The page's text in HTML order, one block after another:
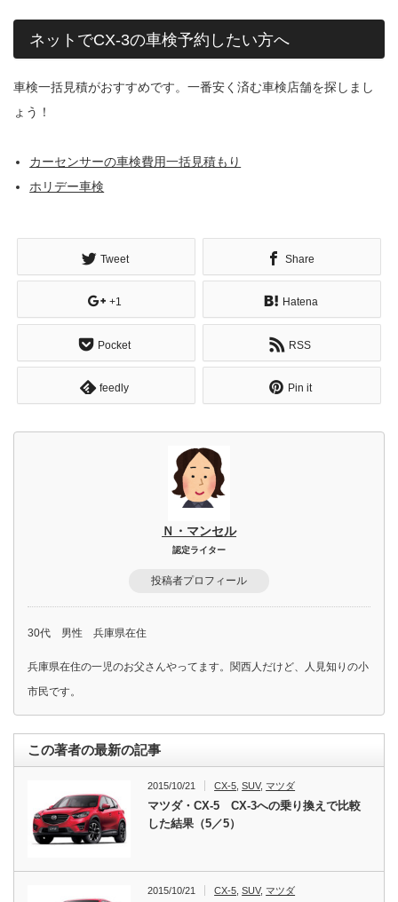
ネットでCX-3の車検予約したい方へ
車検一括見積がおすすめです。一番安く済む車検店舗を探しまし
ょう！
カーセンサーの車検費用一括見積もり
ホリデー車検
Tweet Share
+1 Hatena
Pocket RSS
feedly Pin it
Ｎ・マンセル
認定ライター
投稿者プロフィール
30代 男性 兵庫県在住
兵庫県在住の一児のお父さんやってます。関西人だけど、人見知りの小
市民です。
この著者の最新の記事
2015/10/21 CX-5 ,SUV, マツダ
マツダ・CX-5 CX-3への乗り換えで比較
した結果（5／5）
2015/10/21 CX-5 ,SUV, マツダ